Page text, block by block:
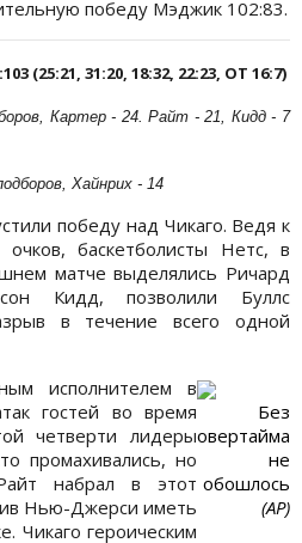
победу Мэджик 102:83.
(25:21, 31:20, 18:32, 22:23, OT 16:7)
Картер - 24. Райт - 21, Кидд - 7
Хайнрих - 14
победу над Чикаго. Ведя к
баскетболисты Нетс, в
матче выделялись Ричард
Кидд, позволили Буллс
в течение всего одной
Без
овертайма
не
обошлось
(АР)
исполнителем в
гостей во время
четверти лидеры
промахивались, но
набрал в этот
Нью-Джерси иметь
Чикаго героическим